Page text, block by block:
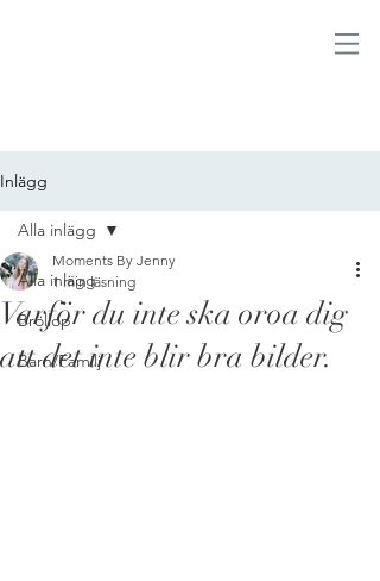
Inlägg
Alla inlägg
Bröllop
Barn/Familj
Alla inlägg
Varför du inte ska oroa dig
att det inte blir bra bilder.
Moments By Jenny
1 min läsning